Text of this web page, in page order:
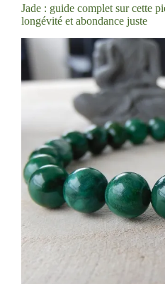
Jade : guide complet sur cette
longévité et abondance juste